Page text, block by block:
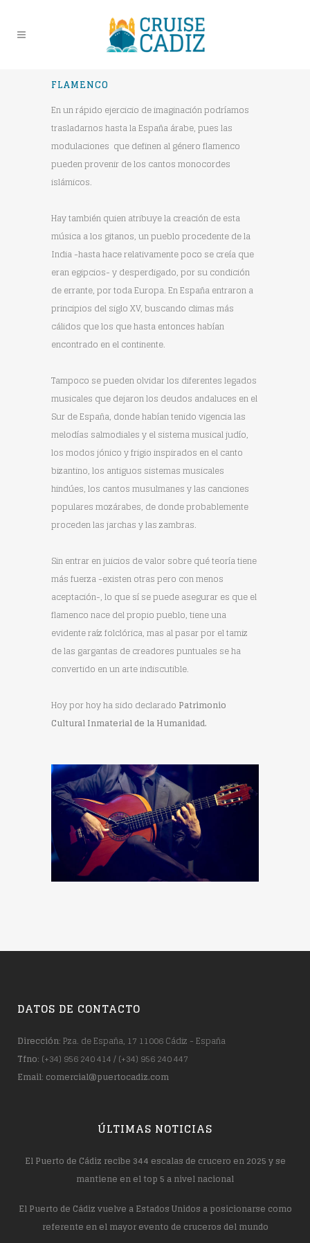
FLAMENCO
En un rápido ejercicio de imaginación podríamos
trasladarnos hasta la España árabe, pues las
modulaciones que definen al género flamenco
pueden provenir de los cantos monocordes
islámicos.
Hay también quien atribuye la creación de esta
música a los gitanos, un pueblo procedente de la
India -hasta hace relativamente poco se creía que
eran egipcios- y desperdigado, por su condición
de errante, por toda Europa. En España entraron a
principios del siglo XV, buscando climas más
cálidos que los que hasta entonces habían
encontrado en el continente.
Tampoco se pueden olvidar los diferentes legados
musicales que dejaron los deudos andaluces en el
Sur de España, donde habían tenido vigencia las
melodías salmodiales y el sistema musical judío,
los modos jónico y frigio inspirados en el canto
bizantino, los antiguos sistemas musicales
hindúes, los cantos musulmanes y las canciones
populares mozárabes, de donde probablemente
proceden las jarchas y las zambras.
Sin entrar en juicios de valor sobre qué teoría tiene
más fuerza -existen otras pero con menos
aceptación-, lo que sí se puede asegurar es que el
flamenco nace del propio pueblo, tiene una
evidente raíz folclórica, mas al pasar por el tamiz
de las gargantas de creadores puntuales se ha
convertido en un arte indiscutible.
Hoy por hoy ha sido declarado Patrimonio
Cultural Inmaterial de la Humanidad.
DATOS DE CONTACTO
Dirección: Pza. de España, 17 11006 Cádiz - España
Tfno: (+34) 956 240 414 / (+34) 956 240 447
Email: comercial@puertocadiz.com
ÚLTIMAS NOTICIAS
El Puerto de Cádiz recibe 344 escalas de crucero en 2025 y se
mantiene en el top 5 a nivel nacional
El Puerto de Cádiz vuelve a Estados Unidos a posicionarse como
referente en el mayor evento de cruceros del mundo